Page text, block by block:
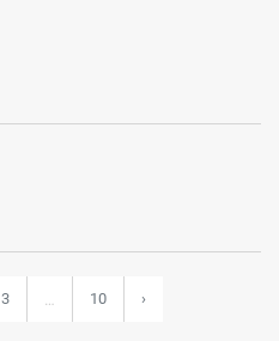
3 10 ›